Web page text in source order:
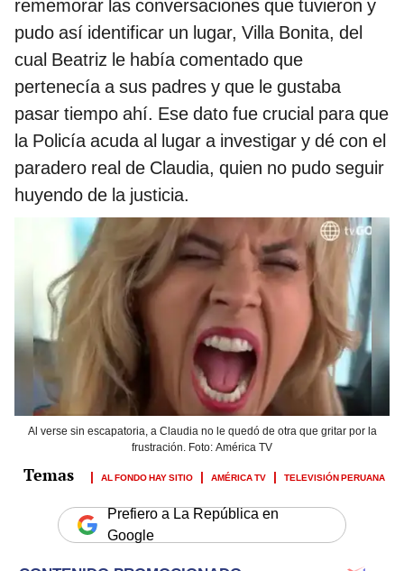
rememorar las conversaciones que tuvieron y
pudo así identificar un lugar, Villa Bonita, del
cual Beatriz le había comentado que
pertenecía a sus padres y que le gustaba
pasar tiempo ahí. Ese dato fue crucial para que
la Policía acuda al lugar a investigar y dé con el
paradero real de Claudia, quien no pudo seguir
huyendo de la justicia.
Al verse sin escapatoria, a Claudia no le quedó de otra que gritar por la
frustración. Foto: América TV
AL FONDO HAY SITIO AMÉRICA TV TELEVISIÓN PERUANA
Prefiero a La República en
Google